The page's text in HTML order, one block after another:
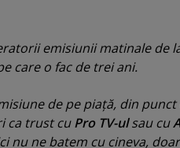
emisiunii matinale de
care o fac de trei ani.
de pe piaţă, din punct
ca trust cuPro TV-ulsau cu
nu ne batem cu cineva,